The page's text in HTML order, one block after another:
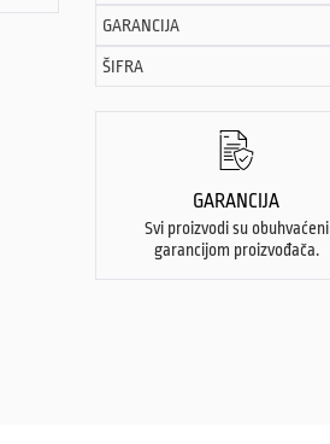
GARANCIJA
ŠIFRA
GARANCIJA
Svi proizvodi su obuhvaćeni
garancijom proizvođača.